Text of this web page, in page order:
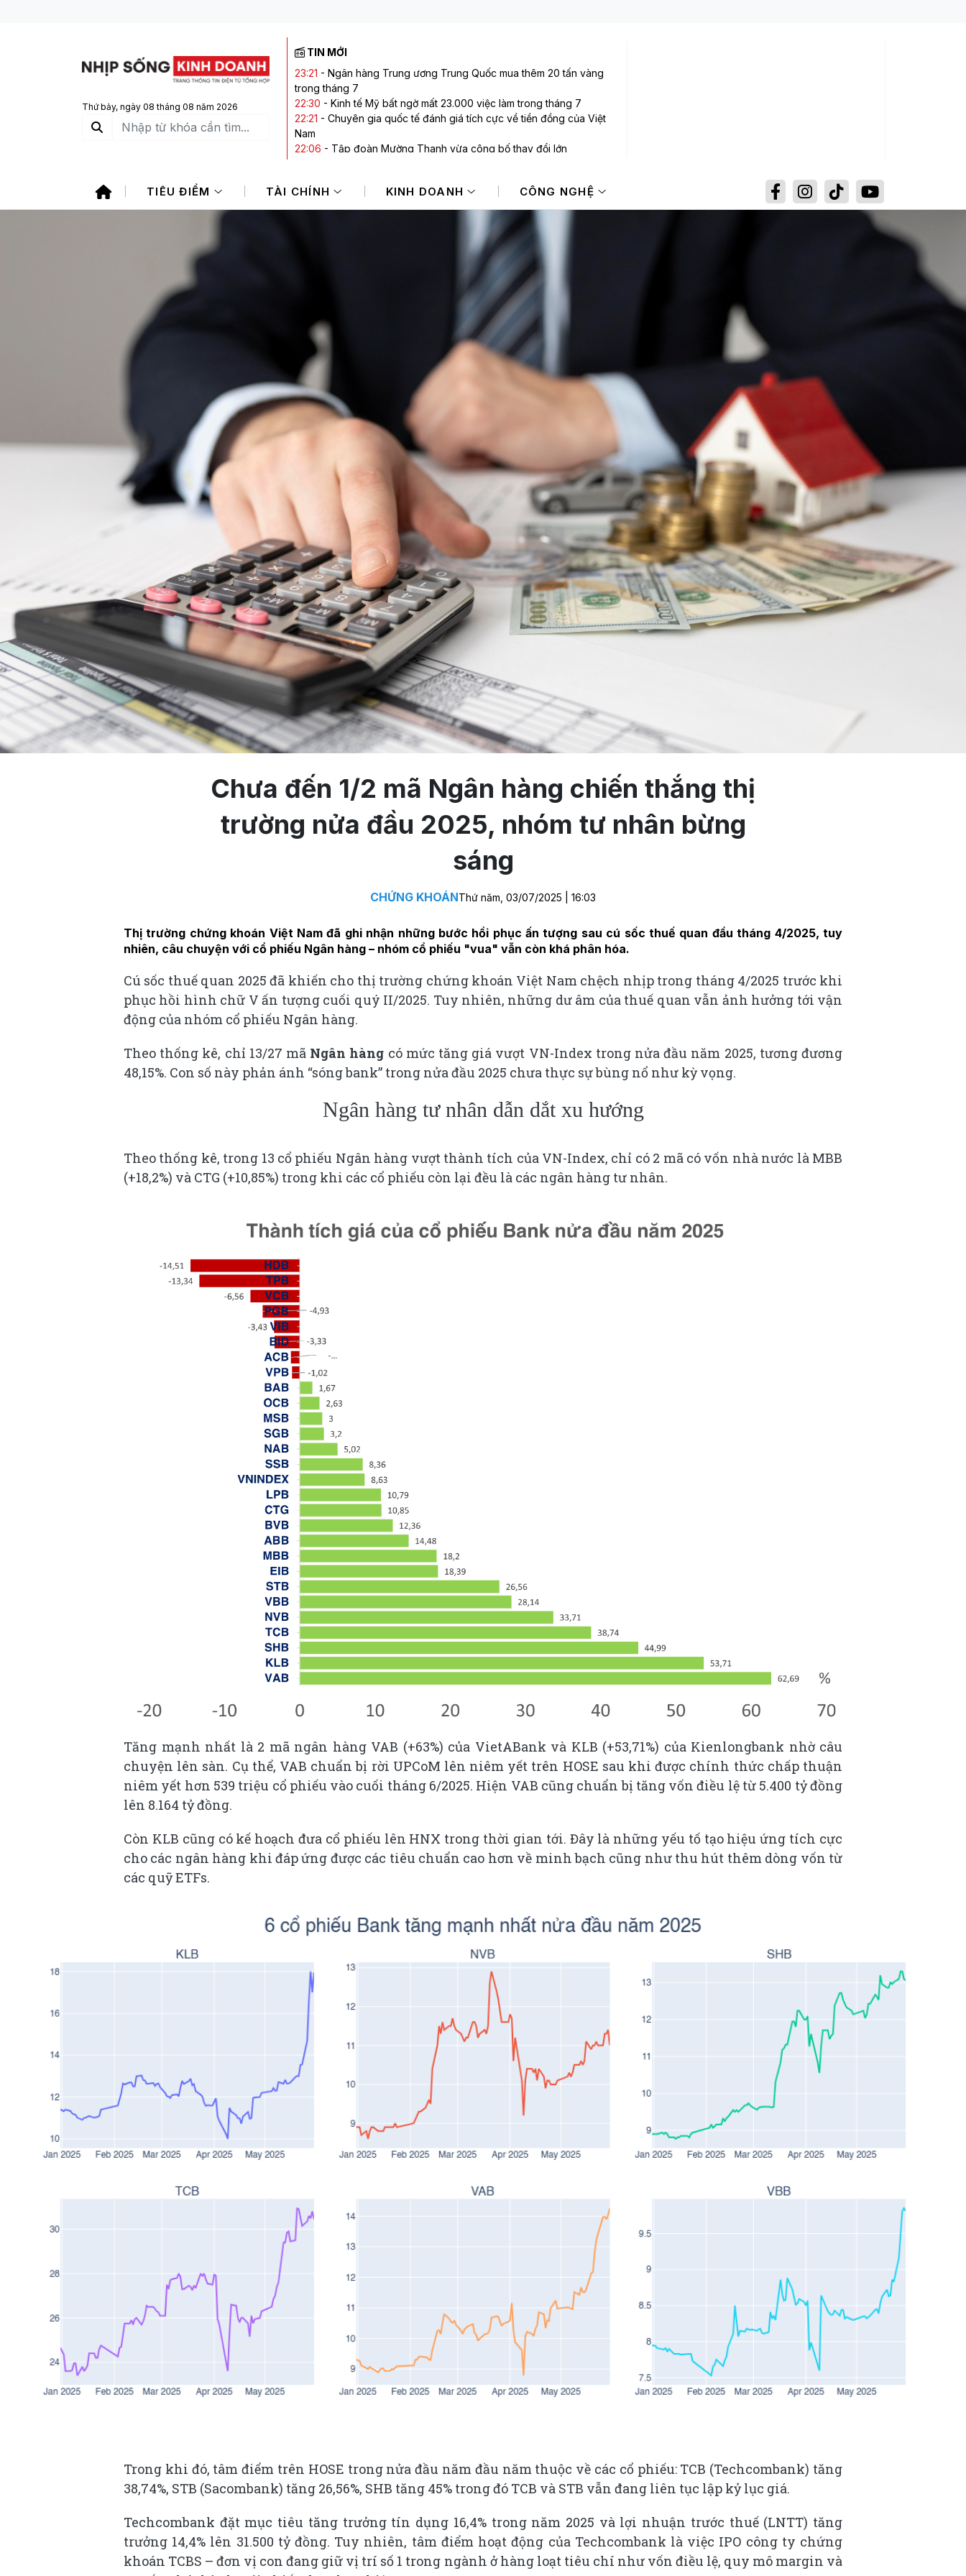
Thứ bảy, ngày 08 tháng 08 năm 2026
TIN MỚI
23:21 - Ngân hàng Trung ương Trung Quốc mua thêm 20 tấn vàng
trong tháng 7
22:30 - Kinh tế Mỹ bất ngờ mất 23.000 việc làm trong tháng 7
22:21 - Chuyên gia quốc tế đánh giá tích cực về tiền đồng của Việt
Nam
22:06 - Tập đoàn Mường Thanh vừa công bố thay đổi lớn
CTCK "xả" mã nào mạnh nhất?
TIÊU ĐIỂM TÀI CHÍNH KINH DOANH CÔNG NGHỆ
Chưa đến 1/2 mã Ngân hàng chiến thắng thị
trường nửa đầu 2025, nhóm tư nhân bừng
sáng
CHỨNG KHOÁNThứ năm, 03/07/2025 | 16:03
Thị trường chứng khoán Việt Nam đã ghi nhận những bước hồi phục ấn tượng sau cú sốc thuế quan đầu tháng 4/2025, tuy
nhiên, câu chuyện với cổ phiếu Ngân hàng – nhóm cổ phiếu "vua" vẫn còn khá phân hóa.
Cú sốc thuế quan 2025 đã khiến cho thị trường chứng khoán Việt Nam chệch nhịp trong tháng 4/2025 trước khi
phục hồi hình chữ V ấn tượng cuối quý II/2025. Tuy nhiên, những dư âm của thuế quan vẫn ảnh hưởng tới vận
động của nhóm cổ phiếu Ngân hàng.
Theo thống kê, chỉ 13/27 mã Ngân hàng có mức tăng giá vượt VN-Index trong nửa đầu năm 2025, tương đương
48,15%. Con số này phản ánh “sóng bank” trong nửa đầu 2025 chưa thực sự bùng nổ như kỳ vọng.
Ngân hàng tư nhân dẫn dắt xu hướng
Theo thống kê, trong 13 cổ phiếu Ngân hàng vượt thành tích của VN-Index, chỉ có 2 mã có vốn nhà nước là MBB
(+18,2%) và CTG (+10,85%) trong khi các cổ phiếu còn lại đều là các ngân hàng tư nhân.
Tăng mạnh nhất là 2 mã ngân hàng VAB (+63%) của VietABank và KLB (+53,71%) của Kienlongbank nhờ câu
chuyện lên sàn. Cụ thể, VAB chuẩn bị rời UPCoM lên niêm yết trên HOSE sau khi được chính thức chấp thuận
niêm yết hơn 539 triệu cổ phiếu vào cuối tháng 6/2025. Hiện VAB cũng chuẩn bị tăng vốn điều lệ từ 5.400 tỷ đồng
lên 8.164 tỷ đồng.
Còn KLB cũng có kế hoạch đưa cổ phiếu lên HNX trong thời gian tới. Đây là những yếu tố tạo hiệu ứng tích cực
cho các ngân hàng khi đáp ứng được các tiêu chuẩn cao hơn về minh bạch cũng như thu hút thêm dòng vốn từ
các quỹ ETFs.
Trong khi đó, tâm điểm trên HOSE trong nửa đầu năm đầu năm thuộc về các cổ phiếu: TCB (Techcombank) tăng
38,74%, STB (Sacombank) tăng 26,56%, SHB tăng 45% trong đó TCB và STB vẫn đang liên tục lập kỷ lục giá.
Techcombank đặt mục tiêu tăng trưởng tín dụng 16,4% trong năm 2025 và lợi nhuận trước thuế (LNTT) tăng
trưởng 14,4% lên 31.500 tỷ đồng. Tuy nhiên, tâm điểm hoạt động của Techcombank là việc IPO công ty chứng
khoán TCBS – đơn vị con đang giữ vị trí số 1 trong ngành ở hàng loạt tiêu chí như vốn điều lệ, quy mô margin và